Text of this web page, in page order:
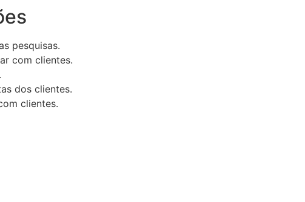
pesquisas.
com clientes.
dos clientes.
clientes.